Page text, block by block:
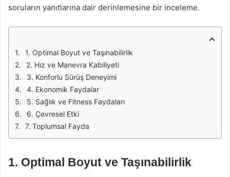
soruların yanıtlarına dair derinlemesine bir inceleme.
1. Optimal Boyut ve Taşınabilirlik
2. Hız ve Manevra Kabiliyeti
3. Konforlu Sürüş Deneyimi
4. Ekonomik Faydalar
5. Sağlık ve Fitness Faydaları
6. Çevresel Etki
7. Toplumsal Fayda
1. Optimal Boyut ve Taşınabilirlik